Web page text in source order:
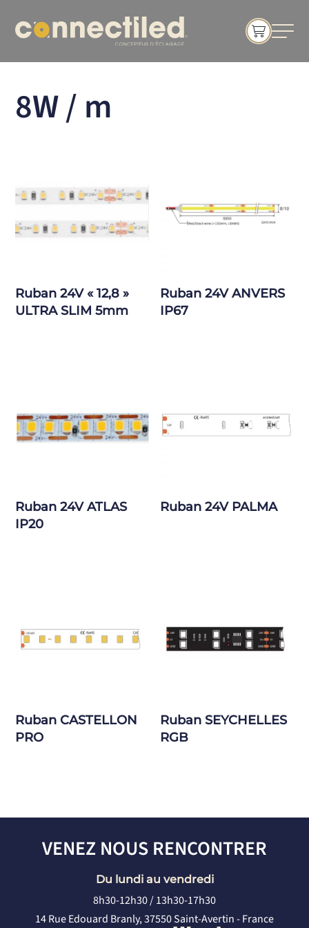
8W / m
Ruban 24V « 12,8 »
ULTRA SLIM 5mm
Ruban 24V ANVERS
IP67
Ruban 24V ATLAS
IP20
Ruban 24V PALMA
Ruban CASTELLON
PRO
Ruban SEYCHELLES
RGB
VENEZ NOUS RENCONTRER
Du lundi au vendredi
8h30-12h30 / 13h30-17h30
14 Rue Edouard Branly, 37550 Saint-Avertin - France